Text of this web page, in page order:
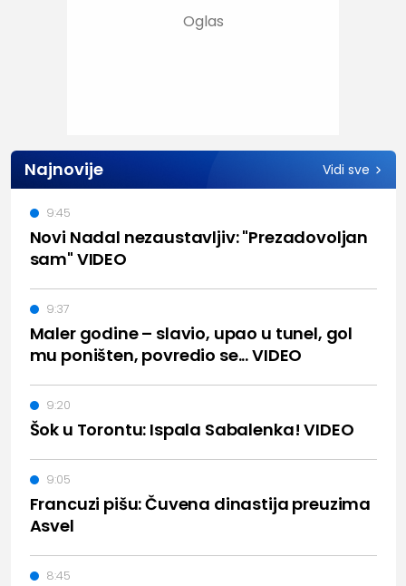
Najnovije Vidi sve
Novi Nadal nezaustavljiv: "Prezadovoljan
sam" VIDEO
9:45
Maler godine – slavio, upao u tunel, gol
mu poništen, povredio se... VIDEO
9:37
Šok u Torontu: Ispala Sabalenka! VIDEO
9:20
Francuzi pišu: Čuvena dinastija preuzima
Asvel
9:05
8:45